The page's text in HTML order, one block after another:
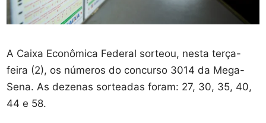
A Caixa Econômica Federal sorteou, nesta terça-
feira (2), os números do concurso 3014 da Mega-
Sena. As dezenas sorteadas foram: 27, 30, 35, 40,
44 e 58.